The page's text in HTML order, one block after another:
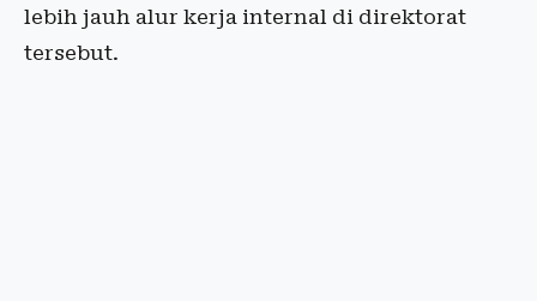
lebih jauh alur kerja internal di direktorat
tersebut.